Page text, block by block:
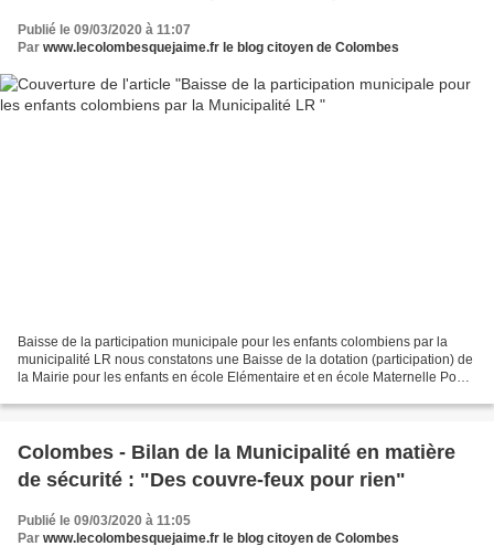
Publié le 09/03/2020 à 11:07
Par www.lecolombesquejaime.fr le blog citoyen de Colombes
Baisse de la participation municipale pour les enfants colombiens par la
municipalité LR nous constatons une Baisse de la dotation (participation) de
la Mairie pour les enfants en école Elémentaire et en école Maternelle Pour
Colombes - Bilan de la Municipalité en matière
de sécurité : "Des couvre-feux pour rien"
Publié le 09/03/2020 à 11:05
Par www.lecolombesquejaime.fr le blog citoyen de Colombes